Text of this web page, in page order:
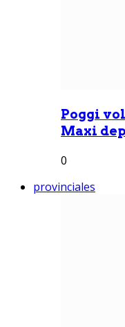
Poggi
Maxi
0
provinciales